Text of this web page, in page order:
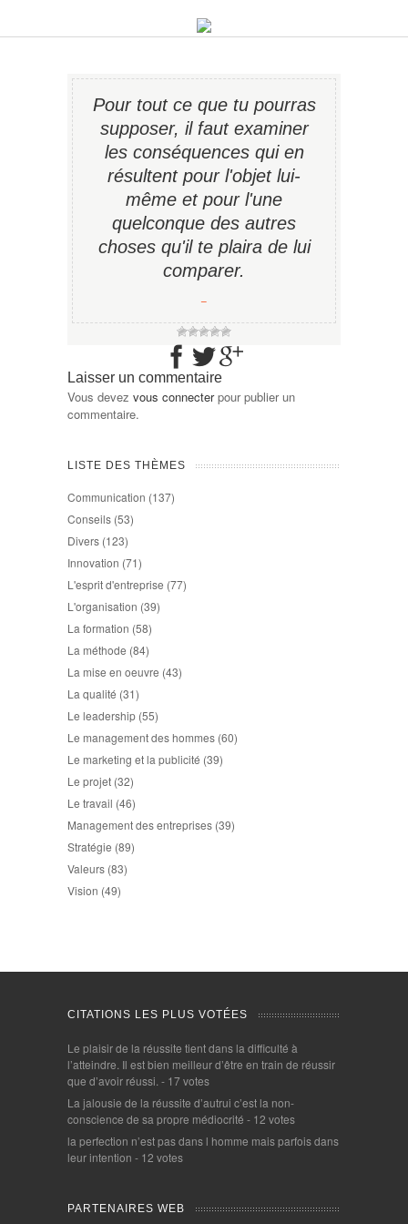
Pour tout ce que tu pourras
supposer, il faut examiner
les conséquences qui en
résultent pour l'objet lui-
même et pour l'une
quelconque des autres
choses qu'il te plaira de lui
comparer.
−
Laisser un commentaire
Vous devez vous connecterpour publier un
commentaire.
LISTE DES THÈMES
Communication (137)
Conseils (53)
Divers (123)
Innovation (71)
L'esprit d'entreprise (77)
L'organisation (39)
La formation (58)
La méthode (84)
La mise en oeuvre (43)
La qualité (31)
Le leadership (55)
Le management des hommes (60)
Le marketing et la publicité (39)
Le projet (32)
Le travail (46)
Management des entreprises (39)
Stratégie (89)
Valeurs (83)
Vision (49)
CITATIONS LES PLUS VOTÉES
Le plaisir de la réussite tient dans la difficulté à
l’atteindre. Il est bien meilleur d’être en train de réussir
que d’avoir réussi. - 17 votes
La jalousie de la réussite d’autrui c’est la non-
conscience de sa propre médiocrité - 12 votes
la perfection n’est pas dans l homme mais parfois dans
leur intention - 12 votes
PARTENAIRES WEB